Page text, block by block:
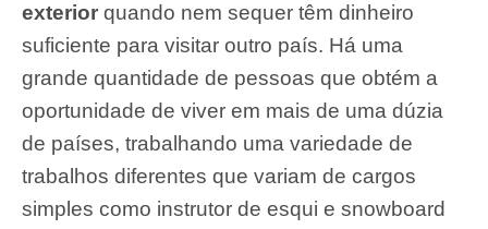
exterior quando nem sequer têm dinheiro
suficiente para visitar outro país. Há uma
grande quantidade de pessoas que obtém a
oportunidade de viver em mais de uma dúzia
de países, trabalhando uma variedade de
trabalhos diferentes que variam de cargos
simples como instrutor de esqui e snowboard